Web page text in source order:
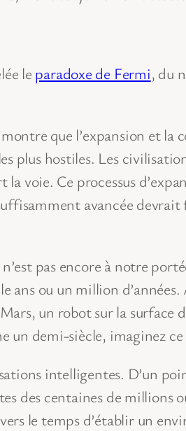
le paradoxe de Fermi, du
que l’expansion et la
plus hostiles. Les
voie. Ce processus
avancée
pas encore à notre
ou un million
un robot sur la surface
un demi-siècle, imaginez
intelligentes. D’un
des centaines de millions
le temps d’établir un